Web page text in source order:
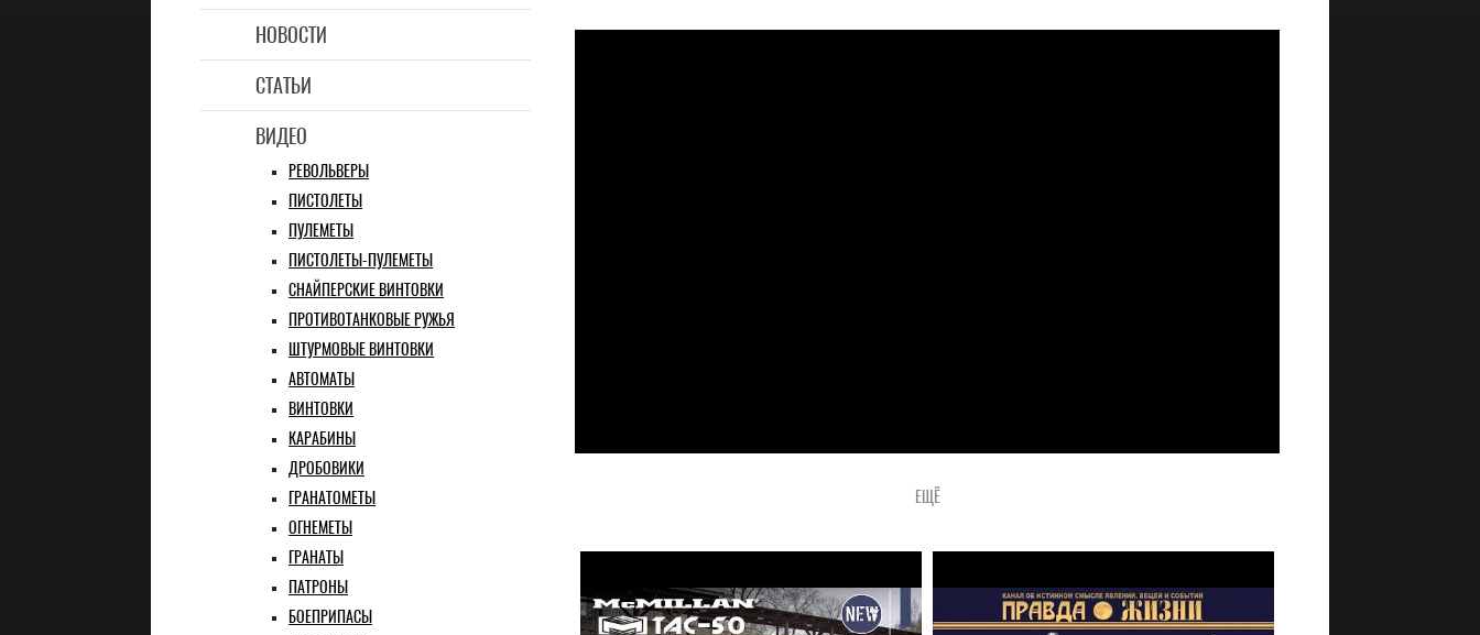
НОВОСТИ
СТАТЬИ
ВИДЕО
РЕВОЛЬВЕРЫ
ПИСТОЛЕТЫ
ПУЛЕМЕТЫ
ПИСТОЛЕТЫ-ПУЛЕМЕТЫ
СНАЙПЕРСКИЕ ВИНТОВКИ
ПРОТИВОТАНКОВЫЕ РУЖЬЯ
ШТУРМОВЫЕ ВИНТОВКИ
АВТОМАТЫ
ВИНТОВКИ
КАРАБИНЫ
ДРОБОВИКИ
ГРАНАТОМЕТЫ
ОГНЕМЕТЫ
ГРАНАТЫ
ПАТРОНЫ
БОЕПРИПАСЫ